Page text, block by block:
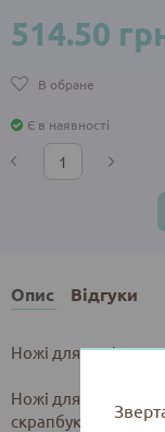
514.50
В обране
Є в наявності
Опис Відгуки
Ножі для
Ножі для
скрапбукінгу та